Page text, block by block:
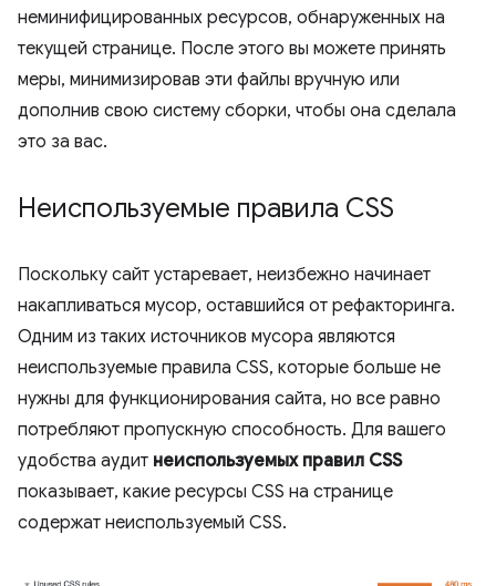
неминифицированных ресурсов, обнаруженных на
текущей странице. После этого вы можете принять
меры, минимизировав эти файлы вручную или
дополнив свою систему сборки, чтобы она сделала
это за вас.
Неиспользуемые правила CSS
Поскольку сайт устаревает, неизбежно начинает
накапливаться мусор, оставшийся от рефакторинга.
Одним из таких источников мусора являются
неиспользуемые правила CSS, которые больше не
нужны для функционирования сайта, но все равно
потребляют пропускную способность. Для вашего
удобства аудит неиспользуемых правил CSS
показывает, какие ресурсы CSS на странице
содержат неиспользуемый CSS.